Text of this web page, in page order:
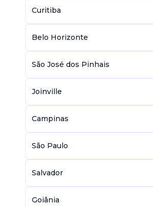
Curitiba
Belo Horizonte
São José dos Pinhais
Joinville
Campinas
São Paulo
Salvador
Goiânia